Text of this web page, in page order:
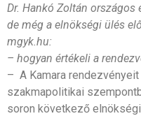
Dr. Hankó Zoltán országos
de még a elnökségi ülés
mgyk.hu:
– hogyan értékeli a
– A Kamara
szakmapolitikai
soron következő